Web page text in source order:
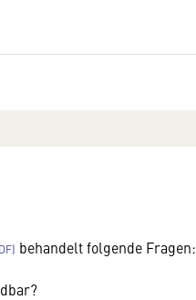
behandelt folgende Fragen: